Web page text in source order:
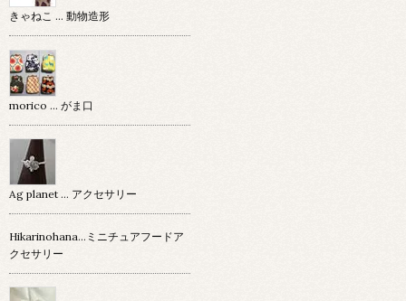
きゃねこ … 動物造形
morico … がま口
Ag planet … アクセサリー
Hikarinohana…ミニチュアフードア
クセサリー